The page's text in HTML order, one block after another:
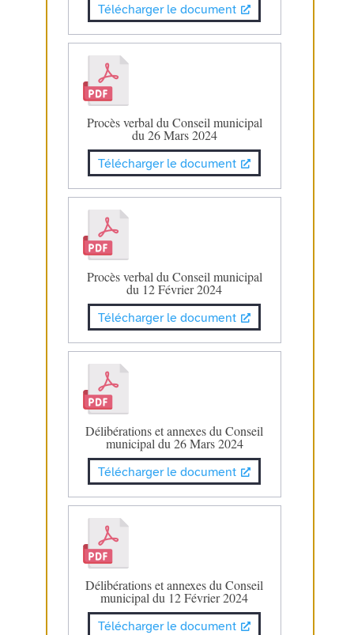
Télécharger le document
Procès verbal du Conseil municipal
du 26 Mars 2024
Télécharger le document
Procès verbal du Conseil municipal
du 12 Février 2024
Télécharger le document
Délibérations et annexes du Conseil
municipal du 26 Mars 2024
Télécharger le document
Délibérations et annexes du Conseil
municipal du 12 Février 2024
Télécharger le document